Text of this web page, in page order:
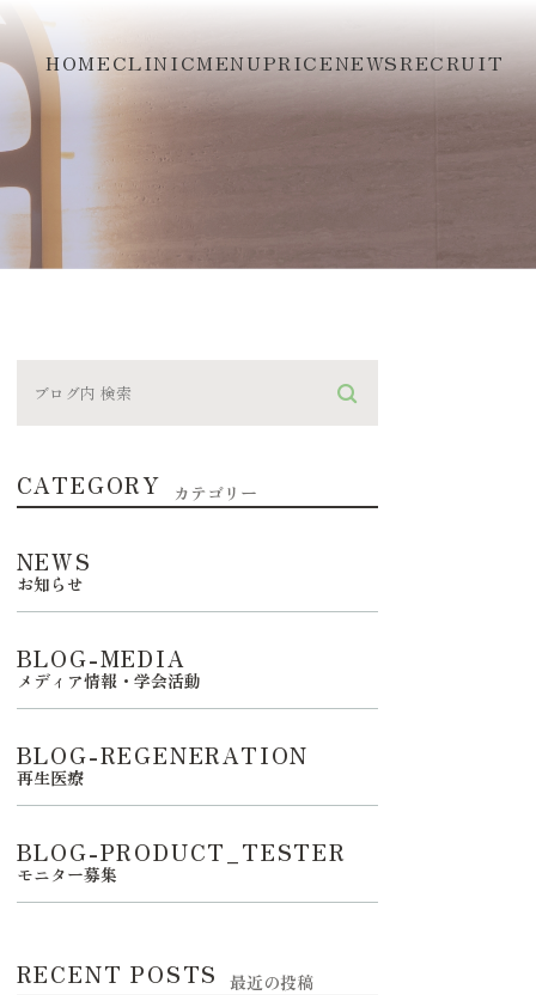
HOMECLINICMENUPRICENEWSRECRUIT
CATEGORY カテゴリー
NEWS
お知らせ
BLOG-MEDIA
メディア情報・学会活動
BLOG-REGENERATION
再生医療
BLOG-PRODUCT_TESTER
モニター募集
RECENT POSTS 最近の投稿